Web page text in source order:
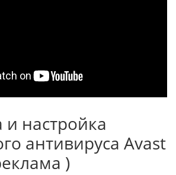
и настройка
антивируса Avast
)